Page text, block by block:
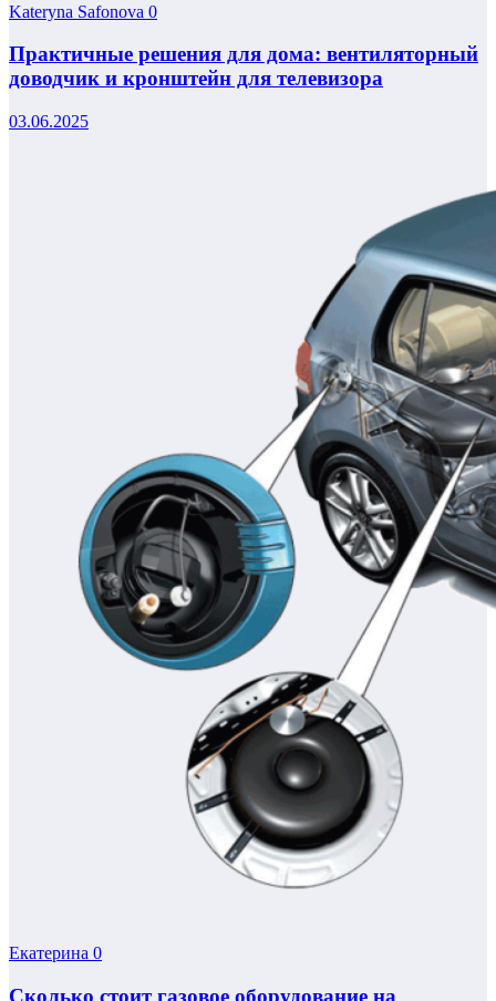
Kateryna Safonova 0
Практичные решения для дома: вентиляторный
доводчик и кронштейн для телевизора
03.06.2025
Екатерина 0
Сколько стоит газовое оборудование на